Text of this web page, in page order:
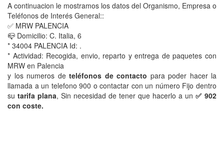
A continuacion le mostramos los datos del Organismo, Empresa o
Teléfonos de Interés General::
✅ MRW PALENCIA
📪 Domicilio: C. Italia, 6
* 34004 PALENCIA Id: .
* Actividad: Recogida, envio, reparto y entrega de paquetes con
MRW en Palencia
y los numeros de teléfonos de contacto para poder hacer la
llamada a un telefono 900 o contactar con un número Fijo dentro
su tarifa plana, Sin necesidad de tener que hacerlo a un ✅ 902
con coste.